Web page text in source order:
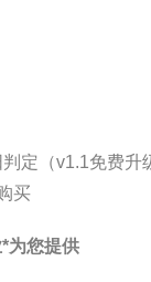
定（v1.1免费升
买
*为您提供